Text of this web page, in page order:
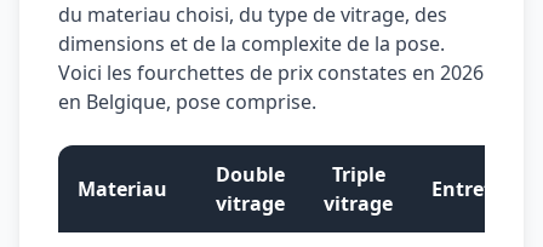
du materiau choisi, du type de vitrage, des
dimensions et de la complexite de la pose.
Voici les fourchettes de prix constates en 2026
en Belgique, pose comprise.
Materiau
Double
vitrage
Triple
vitrage
Entretien